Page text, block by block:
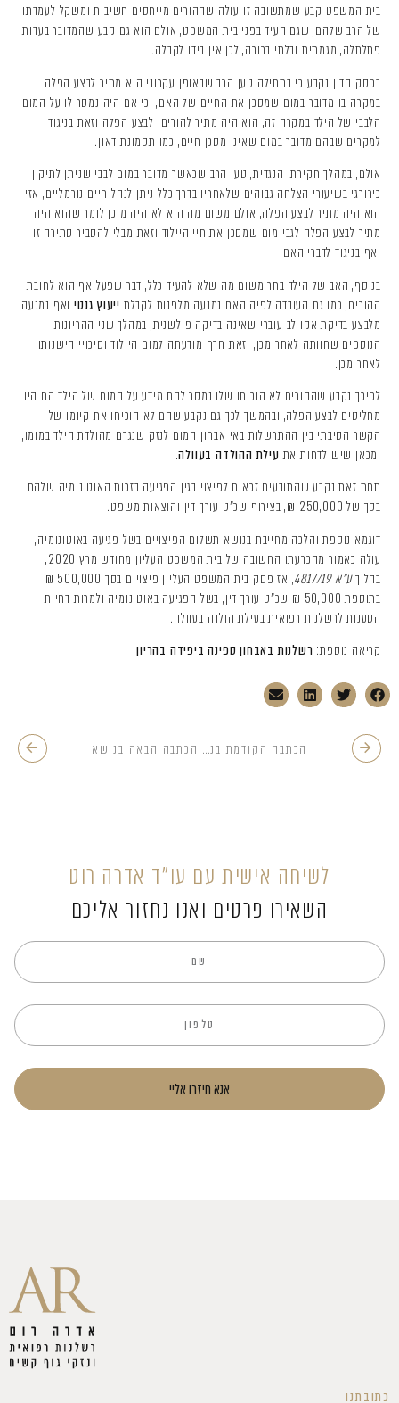
בית המשפט קבע שמתשובה זו עולה שההורים מייחסים חשיבות ומשקל לעמדתו
של הרב שלהם, שגם העיד בפני בית המשפט, אולם הוא גם קבע שהמדובר בעדות
פתלתלה, מגמתית ובלתי ברורה, לכן אין בידו לקבלה.
בפסק הדין נקבע כי בתחילה טען הרב שבאופן עקרוני הוא מתיר לבצע הפלה
במקרה בו מדובר במום שמסכן את החיים של האם, וכי אם היה נמסר לו על המום
הלבבי של הילד במקרה זה, הוא היה מתיר להורים לבצע הפלה וזאת בניגוד
למקרים שבהם מדובר במום שאינו מסכן חיים, כמו תסמונת דאון.
אולם, במהלך חקירתו הנגדית, טען הרב שכאשר מדובר במום לבבי שניתן לתיקון
כירורגי בשיעורי הצלחה גבוהים שלאחריו בדרך כלל ניתן לנהל חיים נורמליים, אזי
הוא היה מתיר לבצע הפלה, אולם משום מה הוא לא היה מוכן לומר שהוא היה
מתיר לבצע הפלה לגבי מום שמסכן את חיי היילוד וזאת מבלי להסביר סתירה זו
ואף בניגוד לדברי האם.
בנוסף, האב של הילד בחר משום מה שלא להעיד כלל, דבר שפעל אף הוא לחובת
ההורים, כמו גם העובדה לפיה האם נמנעה מלפנות לקבלת ייעוץ גנטי ואף נמנעה
מלבצע בדיקת אקו לב עוברי שאינה בדיקה פולשנית, במהלך שני ההריונות
הנוספים שחוותה לאחר מכן, וזאת חרף מודעתה למום היילוד וסיכויי הישנותו
לאחר מכן.
לפיכך נקבע שההורים לא הוכיחו שלו נמסר להם מידע על המום של הילד הם היו
מחליטים לבצע הפלה, ובהמשך לכך גם נקבע שהם לא הוכיחו את קיומו של
הקשר הסיבתי בין ההתרשלות באי אבחון המום לנזק שנגרם מהולדת הילד במומו,
ומכאן שיש לדחות את עילת ההולדה בעוולה.
תחת זאת נקבע שהתובעים זכאים לפיצוי בגין הפגיעה בזכות האוטונומיה שלהם
בסך של 250,000 ₪, בצירוף שכ"ט עורך דין והוצאות משפט.
דוגמא נוספת והלכה מחייבת בנושא תשלום הפיצויים בשל פגיעה באוטונומיה,
עולה כאמור מהכרעתו החשובה של בית המשפט העליון מחודש מרץ 2020,
בהליךע"א 4817/19
, אז פסק בית המשפט העליון פיצויים בסך 500,000 ₪
בתוספת 50,000 ₪ שכ"ט עורך דין, בשל הפגיעה באוטונומיה ולמרות דחיית
הטענות לרשלנות רפואית בעילת הולדה בעוולה.
קריאה נוספת: רשלנות באבחון ספינה ביפידה בהריון
הכתבה הקודמת בנושא הכתבה הבאה בנושא
לשיחה אישית עם עו”ד אדרה רוט
השאירו פרטים ואנו נחזור אליכם
אנא חיזרו אליי
כתובתנו